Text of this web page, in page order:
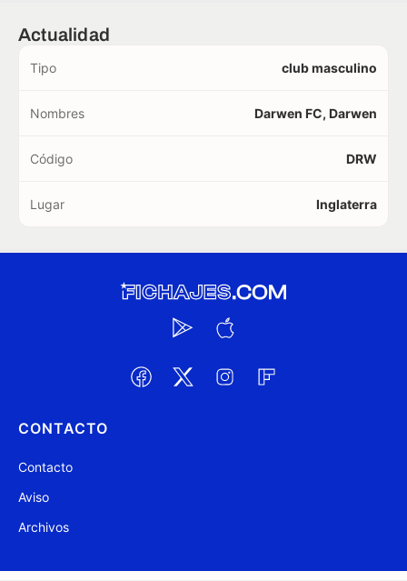
Actualidad
Tipo club masculino
Nombres Darwen FC, Darwen
Código DRW
Lugar Inglaterra
CONTACTO
Contacto
Aviso
Archivos